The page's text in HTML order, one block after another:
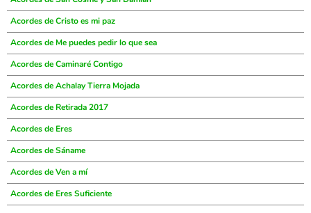
Acordes de Cristo es mi paz
Acordes de Me puedes pedir lo que sea
Acordes de Caminaré Contigo
Acordes de Achalay Tierra Mojada
Acordes de Retirada 2017
Acordes de Eres
Acordes de Sáname
Acordes de Ven a mí
Acordes de Eres Suficiente